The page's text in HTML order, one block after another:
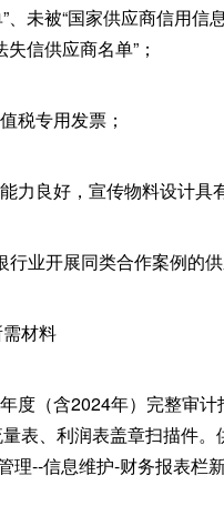
、未被“国家供应商信用信
失信供应商名单”；
税专用发票；
力良好，宣传物料设计具
行业开展同类合作案例的供
材料
度（含2024年）完整审
表、利润表盖章扫描件。
理--信息维护-财务报表栏新